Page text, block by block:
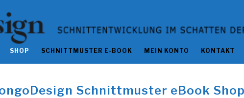
SHOP SCHNITTMUSTER E-BOOK MEIN KONTO KONTAKT
Schnittmuster eBook Shop